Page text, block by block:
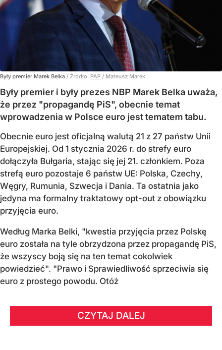
Były premier Marek Belka / Źródło: PAP / Mateusz Marek
Były premier i były prezes NBP Marek Belka uważa,
że przez "propagandę PiS", obecnie temat
wprowadzenia w Polsce euro jest tematem tabu.
Obecnie euro jest oficjalną walutą 21 z 27 państw Unii
Europejskiej. Od 1 stycznia 2026 r. do strefy euro
dołączyła Bułgaria, stając się jej 21. członkiem. Poza
strefą euro pozostaje 6 państw UE: Polska, Czechy,
Węgry, Rumunia, Szwecja i Dania. Ta ostatnia jako
jedyna ma formalny traktatowy opt-out z obowiązku
przyjęcia euro.
Według Marka Belki, "kwestia przyjęcia przez Polskę
euro została na tyle obrzydzona przez propagandę PiS,
że wszyscy boją się na ten temat cokolwiek
powiedzieć". "Prawo i Sprawiedliwość sprzeciwia się
euro z prostego powodu. Otóż
CZYTAJ DALEJ